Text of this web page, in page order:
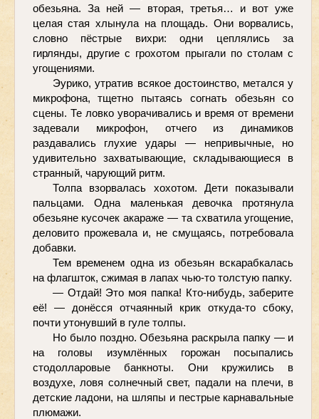
обезьяна. За ней — вторая, третья… и вот уже
целая стая хлынула на площадь. Они ворвались,
словно пёстрые вихри: одни цеплялись за
гирлянды, другие с грохотом прыгали по столам с
угощениями.
Эурико, утратив всякое достоинство, метался у
микрофона, тщетно пытаясь согнать обезьян со
сцены. Те ловко уворачивались и время от времени
задевали микрофон, отчего из динамиков
раздавались глухие удары — непривычные, но
удивительно захватывающие, складывающиеся в
странный, чарующий ритм.
Толпа взорвалась хохотом. Дети показывали
пальцами. Одна маленькая девочка протянула
обезьяне кусочек акараже — та схватила угощение,
деловито прожевала и, не смущаясь, потребовала
добавки.
Тем временем одна из обезьян вскарабкалась
на флагшток, сжимая в лапах чью-то толстую папку.
— Отдай! Это моя папка! Кто-нибудь, заберите
её! — донёсся отчаянный крик откуда-то сбоку,
почти утонувший в гуле толпы.
Но было поздно. Обезьяна раскрыла папку — и
на головы изумлённых горожан посыпались
стодолларовые банкноты. Они кружились в
воздухе, ловя солнечный свет, падали на плечи, в
детские ладони, на шляпы и пестрые карнавальные
плюмажи.